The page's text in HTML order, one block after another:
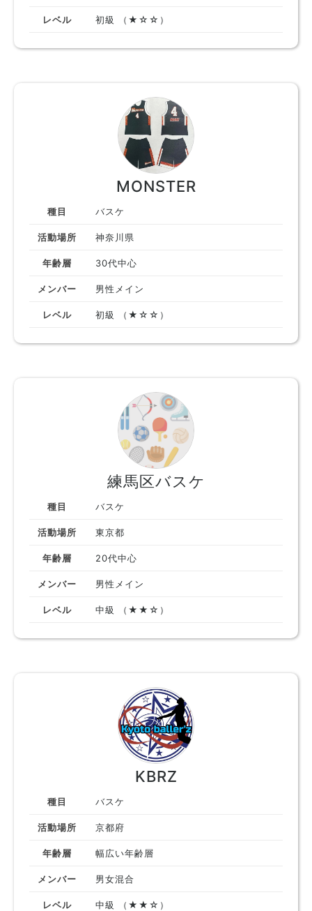
レベル 初級 （★☆☆）
MONSTER
種目 バスケ
活動場所 神奈川県
年齢層 30代中心
メンバー 男性メイン
レベル 初級 （★☆☆）
練馬区バスケ
種目 バスケ
活動場所 東京都
年齢層 20代中心
メンバー 男性メイン
レベル 中級 （★★☆）
KBRZ
種目 バスケ
活動場所 京都府
年齢層 幅広い年齢層
メンバー 男女混合
レベル 中級 （★★☆）